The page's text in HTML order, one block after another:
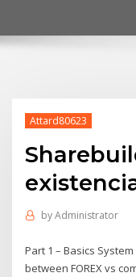
Attard80623
byAdministrator
Part 1 – Basics
between FOREX vs